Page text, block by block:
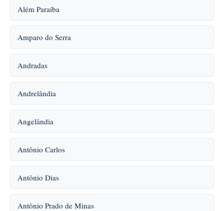
Além Paraíba
Amparo do Serra
Andradas
Andrelândia
Angelândia
Antônio Carlos
Antônio Dias
Antônio Prado de Minas